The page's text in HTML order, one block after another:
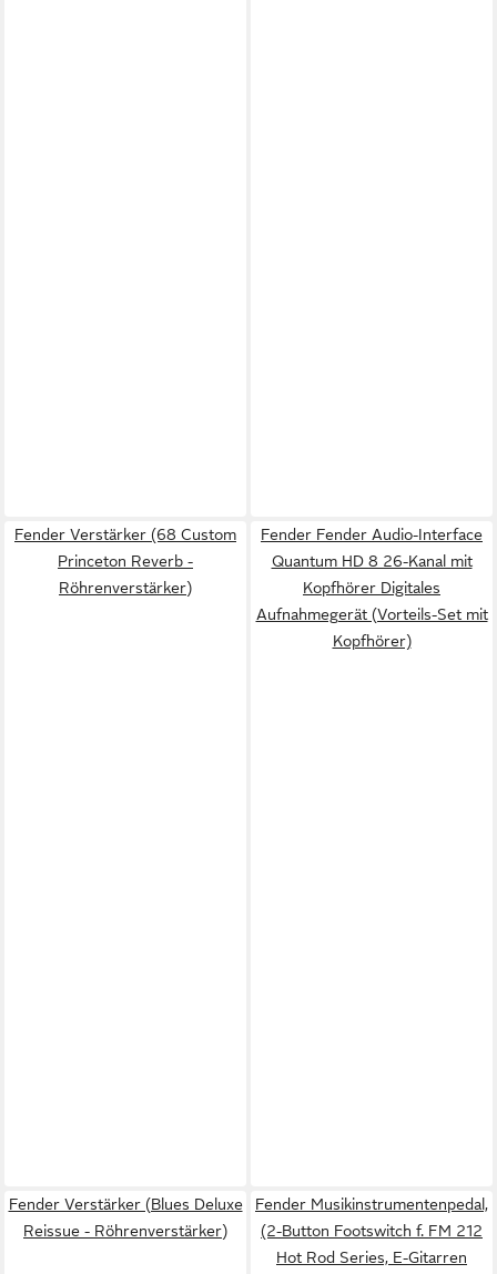
Fender Verstärker (68 Custom
Princeton Reverb -
Röhrenverstärker)
Fender Fender Audio-Interface
Quantum HD 8 26-Kanal mit
Kopfhörer Digitales
Aufnahmegerät (Vorteils-Set mit
Kopfhörer)
Fender Verstärker (Blues Deluxe
Reissue - Röhrenverstärker)
Fender Musikinstrumentenpedal,
(2-Button Footswitch f. FM 212
Hot Rod Series, E-Gitarren